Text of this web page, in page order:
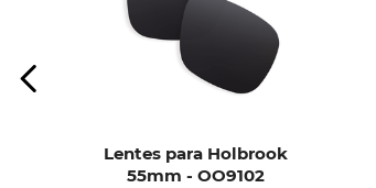
Lentes para Holbrook
55mm - OO9102